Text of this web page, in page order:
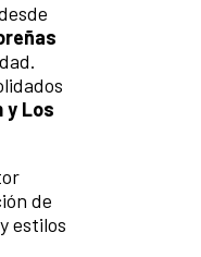
y Los
de
estilos